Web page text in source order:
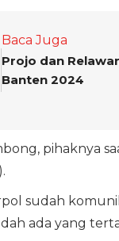
Baca Juga
Projo dan
Banten 2024
pihaknya
sudah
ada yang